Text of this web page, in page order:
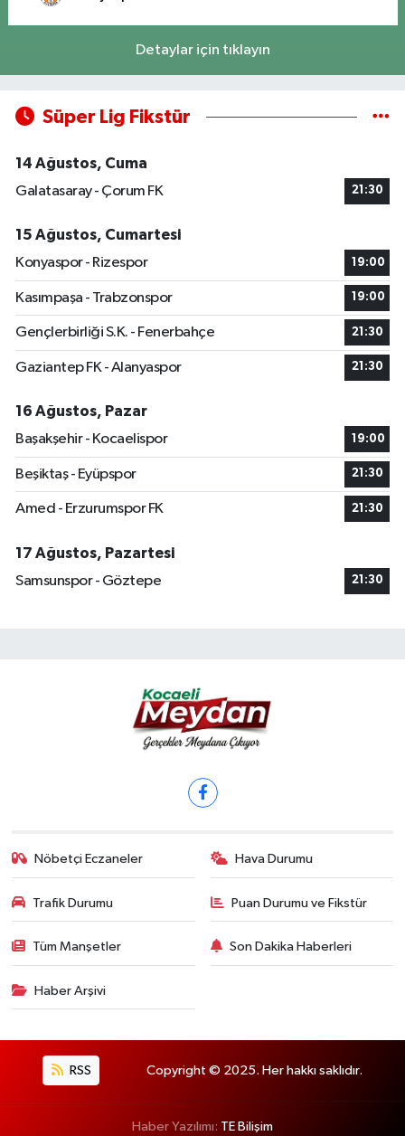
Detaylar için tıklayın
Süper Lig Fikstür
14 Ağustos, Cuma
Galatasaray - Çorum FK
21:30
15 Ağustos, Cumartesi
Konyaspor - Rizespor
19:00
Kasımpaşa - Trabzonspor 19:00
Gençlerbirliği S.K. - Fenerbahçe 21:30
Gaziantep FK - Alanyaspor 21:30
16 Ağustos, Pazar
Başakşehir - Kocaelispor
19:00
Beşiktaş - Eyüpspor 21:30
Amed - Erzurumspor FK 21:30
17 Ağustos, Pazartesi
Samsunspor - Göztepe
21:30
Nöbetçi Eczaneler Hava Durumu
Trafik Durumu Puan Durumu ve Fikstür
Tüm Manşetler Son Dakika Haberleri
Haber Arşivi
RSS Copyright © 2025. Her hakkı saklıdır.
Haber Yazılımı: TE Bilişim